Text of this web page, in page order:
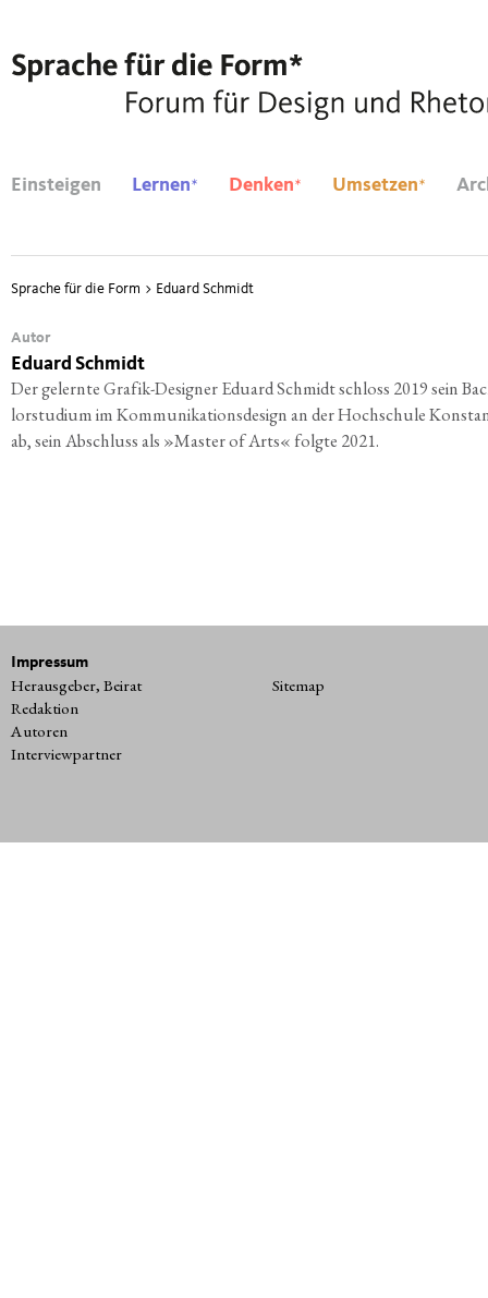
Einsteigen Lernen* Denken* Umsetzen*
Sprache für die Form > Eduard Schmidt
Autor
Eduard Schmidt
Der gelern­te Gra­fik-Desi­gner Edu­ard Schmidt schloss 2019 sein
lor­stu­di­umim Kom­mu­ni­ka­ti­ons­de­sign an der Hoch­schu­le
ab, sein Abschluss als »Mas­ter of Arts« folg­te 2021.
Impressum
Herausgeber, Beirat
Redaktion
Autoren
Interviewpartner
Sitemap